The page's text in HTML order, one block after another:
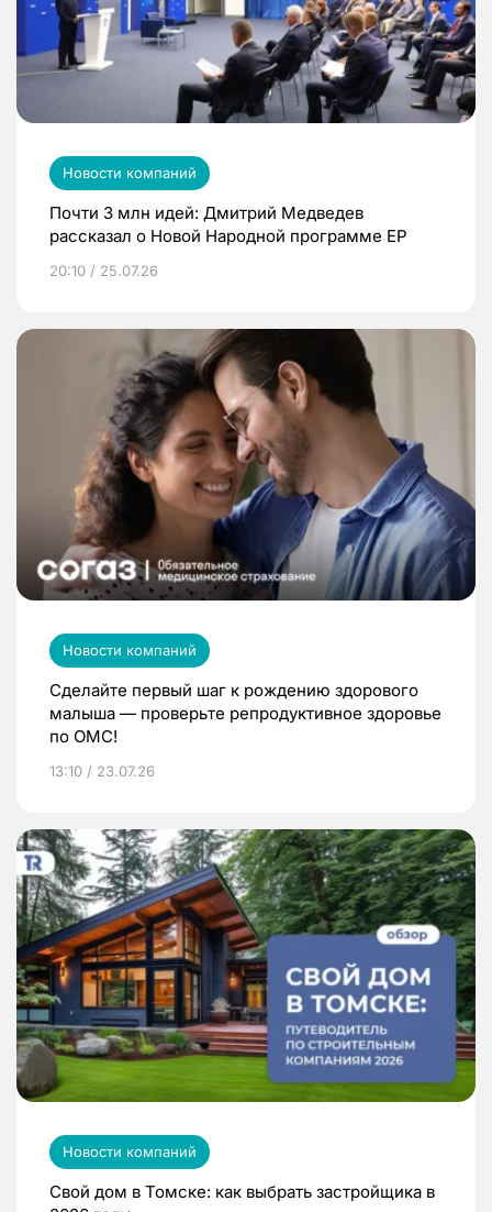
Новости компаний
Почти 3 млн идей: Дмитрий Медведев
рассказал о Новой Народной программе ЕР
20:10 / 25.07.26
Новости компаний
Сделайте первый шаг к рождению здорового
малыша — проверьте репродуктивное здоровье
по ОМС!
13:10 / 23.07.26
Новости компаний
Свой дом в Томске: как выбрать застройщика в